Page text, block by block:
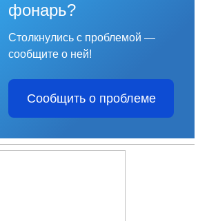
фонарь?
Столкнулись с проблемой —
сообщите о ней!
Сообщить о проблеме